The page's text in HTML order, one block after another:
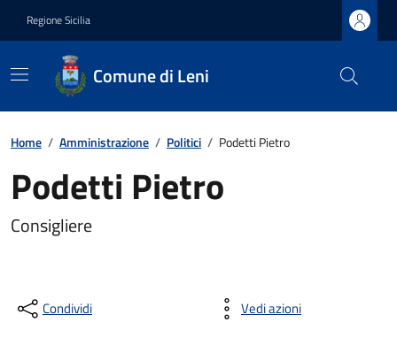
Regione Sicilia
Comune di Leni
Home / Amministrazione / Politici / Podetti Pietro
Podetti Pietro
Consigliere
Condividi Vedi azioni